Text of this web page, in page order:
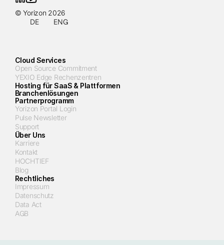
© Yorizon 2026
DE
ENG
Cloud Services
Open Source Commitment
YEXIO Edge Rechenzentren
Hosting für SaaS & Plattformen
Branchenlösungen
Partnerprogramm
Yorizon Portal Login
Pulse Newsletter
Support
Über Uns
Karriere
Kontakt
HOCHTIEF
Blog
Rechtliches
Impressum
Datenschutz
Data Act
AGB